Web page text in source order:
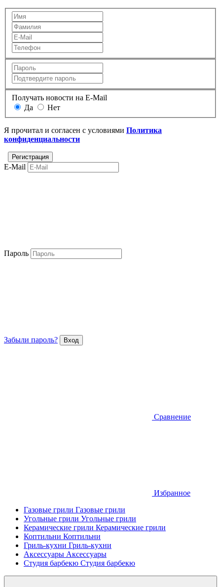
Получать новости на E-Mail
Да
Нет
Я прочитал и согласен с условиями Политика
конфиденциальности
E-Mail
Пароль
Забыли пароль?
Сравнение
Избранное
Газовые грили Газовые грили
Угольные грили Угольные грили
Керамические грили Керамические грили
Коптильни Коптильни
Гриль-кухни Гриль-кухни
Аксессуары Аксессуары
Студия барбекю Студия барбекю